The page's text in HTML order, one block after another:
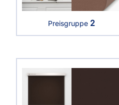
Preisgruppe 2